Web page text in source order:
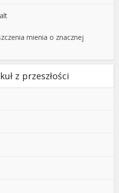
mienia o znacznej
z przeszłości